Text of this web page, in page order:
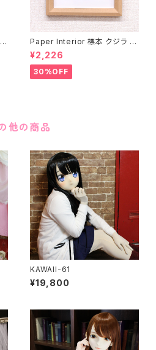
Paper Interior 標本 クジラ s
pecimen whale
¥2,226
30%OFF
他の商品
KAWAII-61
¥19,800